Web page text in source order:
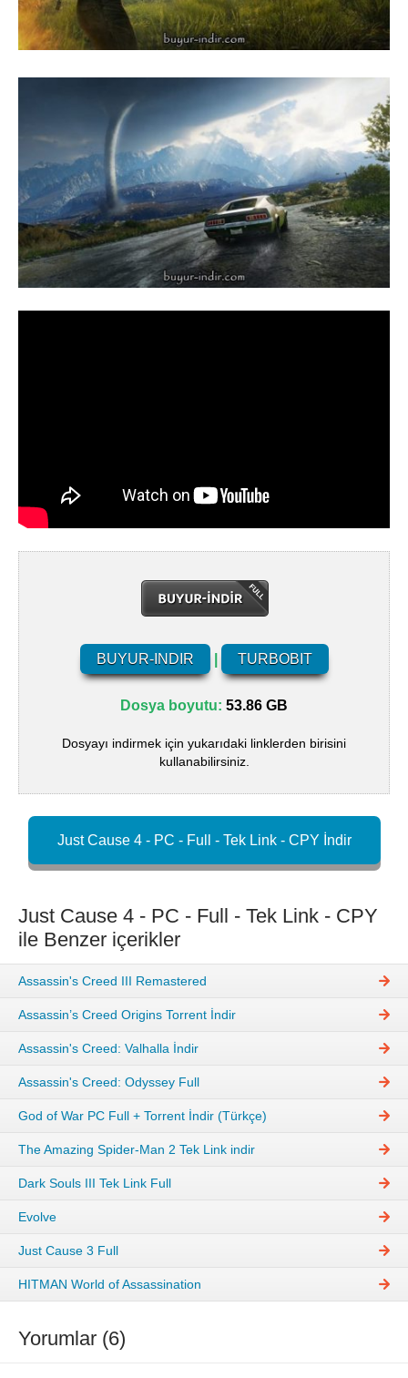
BUYUR-INDIR TURBOBIT
Dosya boyutu: 53.86 GB
Dosyayı indirmek için yukarıdaki linklerden birisini
kullanabilirsiniz.
Just Cause 4 - PC - Full - Tek Link - CPY İndir
Just Cause 4 - PC - Full - Tek Link - CPY
ile Benzer içerikler
Assassin's Creed III Remastered
Assassin’s Creed Origins Torrent İndir
Assassin's Creed: Valhalla İndir
Assassin's Creed: Odyssey Full
God of War PC Full + Torrent İndir (Türkçe)
The Amazing Spider-Man 2 Tek Link indir
Dark Souls III Tek Link Full
Evolve
Just Cause 3 Full
HITMAN World of Assassination
Yorumlar (6)